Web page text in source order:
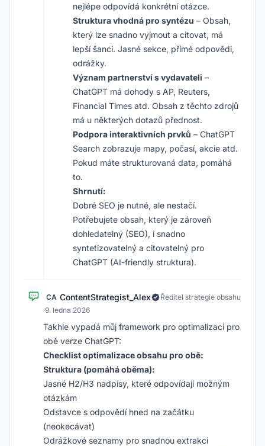
nejlépe odpovídá konkrétní otázce.
Struktura vhodná pro syntézu – Obsah,
který lze snadno vyjmout a citovat, má
lepší šanci. Jasné sekce, přímé odpovědi,
odrážky.
Význam partnerství s vydavateli –
ChatGPT má dohody s AP, Reuters,
Financial Times atd. Obsah z těchto zdrojů
má u některých dotazů přednost.
Podpora interaktivních prvků – ChatGPT
Search zobrazuje mapy, počasí, akcie atd.
Pokud máte strukturovaná data, pomáhá
to.
Shrnutí:
Dobré SEO je nutné, ale nestačí.
Potřebujete obsah, který je zároveň
dohledatelný (SEO), i snadno
syntetizovatelný a citovatelný pro
ChatGPT (AI-friendly struktura).
CA ContentStrategist_Alex
Ředitel strategie obsahu
·9. ledna 2026
Takhle vypadá můj framework pro optimalizaci pro
obě verze ChatGPT:
Checklist optimalizace obsahu pro obě:
Struktura (pomáhá oběma):
Jasné H2/H3 nadpisy, které odpovídají možným
otázkám
Odstavce s odpovědí hned na začátku
(neokecávat)
Odrážkové seznamy pro snadnou extrakci